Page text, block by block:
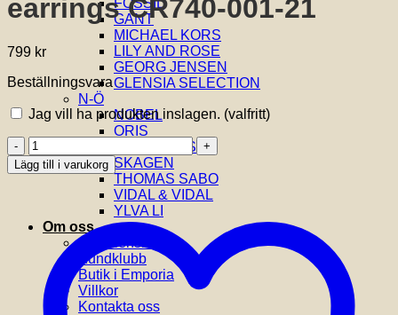
FOSSIL
GANT
MICHAEL KORS
LILY AND ROSE
GEORG JENSEN
GLENSIA SELECTION
N-Ö
NOBEL
ORIS
SIF JAKOBS
SKAGEN
THOMAS SABO
VIDAL & VIDAL
YLVA LI
Om oss
Om Glensia
Kundklubb
Butik i Emporia
Villkor
Kontakta oss
earrings CR740-001-21
799 kr
Beställningsvara
Jag vill ha produkten inslagen. (valfritt)
THOMAS
SABO
-
CR740-
mängd
Lägg till i varukorg